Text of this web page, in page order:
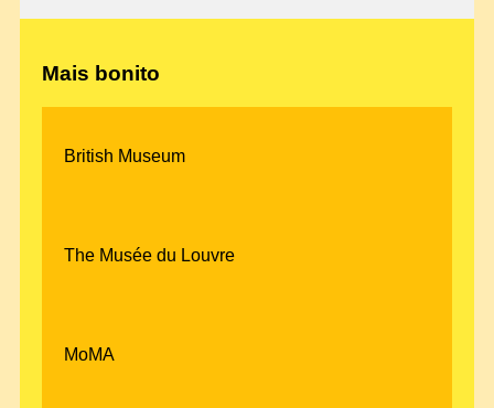
Mais bonito
British Museum
The Musée du Louvre
MoMA